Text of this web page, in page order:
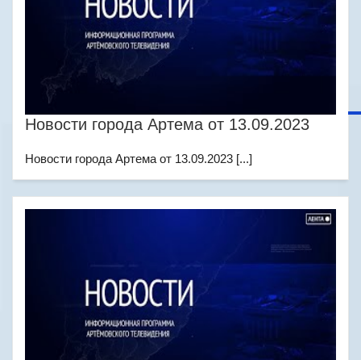
Новости города Артема от 13.09.2023
Новости города Артема от 13.09.2023 [...]